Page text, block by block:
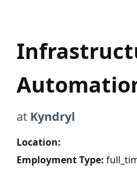
at Kyndryl
Location:
Employment Type: